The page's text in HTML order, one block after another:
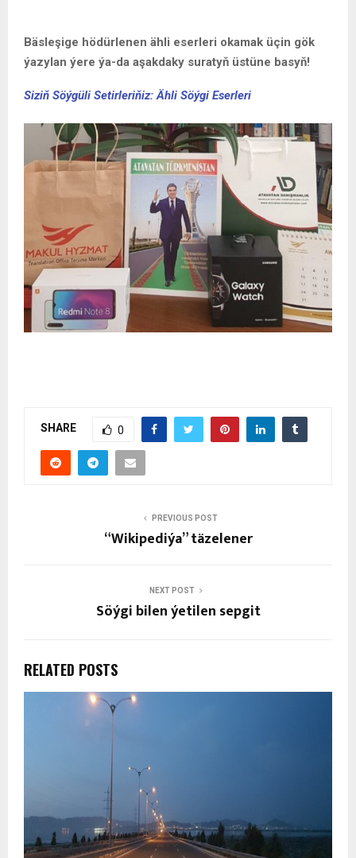
Bäsleşige hödürlenen ähli eserleri okamak üçin gök
ýazylan ýere ýa-da aşakdaky suratyň üstüne basyň!
Siziň Söýgüli Setirleriňiz: Ähli Söýgi Eserleri
SHARE 0
PREVIOUS POST
“Wikipediýa” täzelener
NEXT POST
Söýgi bilen ýetilen sepgit
RELATED POSTS